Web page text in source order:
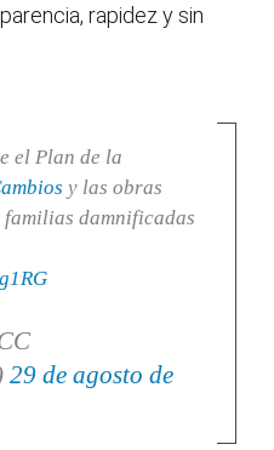
rapidez y sin
el Plan de la
y las obras
damnificadas
29 de agosto de